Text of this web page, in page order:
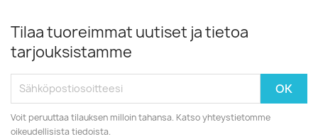
Tilaa tuoreimmat uutiset ja tietoa
tarjouksistamme
Voit peruuttaa tilauksen milloin tahansa. Katso yhteystietomme
oikeudellisista tiedoista.